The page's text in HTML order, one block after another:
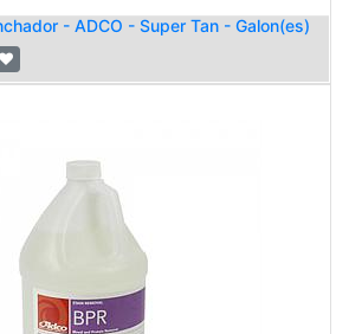
- ADCO - Super Tan - Galon(es)